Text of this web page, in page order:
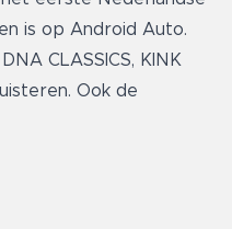
is op Android Auto.
CLASSICS, KINK
Ook de